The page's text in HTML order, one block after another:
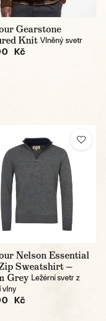
Gearstone
Knit Vlněný svetr
Kč
Nelson Essential
Sweatshirt —
Grey Ležérní svetr z
vlny
Kč